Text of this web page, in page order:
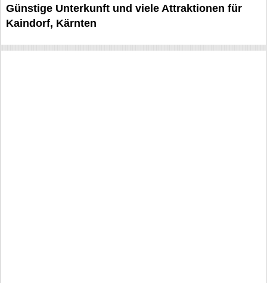
Günstige Unterkunft und viele Attraktionen für
Kaindorf, Kärnten